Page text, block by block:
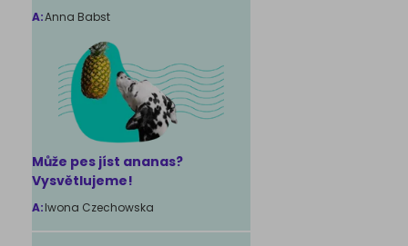
A:Anna Babst
Může pes jíst ananas?
Vysvětlujeme!
A:Iwona Czechowska